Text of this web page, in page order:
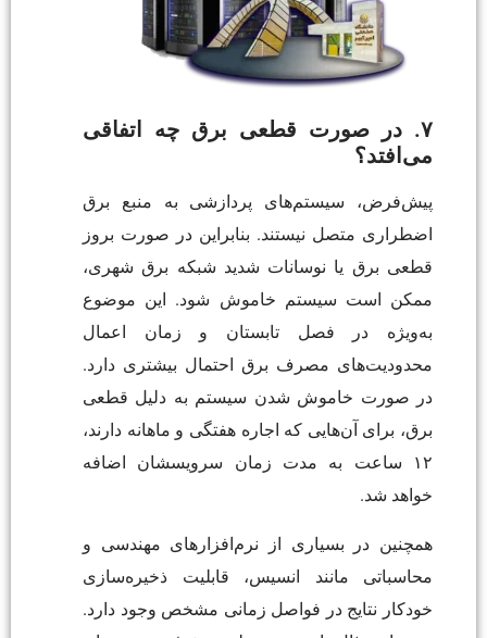
۷. در صورت قطعی برق چه اتفاقی
می‌افتد؟
پیش‌فرض، سیستم‌های پردازشی به منبع برق
اضطراری متصل نیستند. بنابراین در صورت بروز
قطعی برق یا نوسانات شدید شبکه برق شهری،
ممکن است سیستم خاموش شود. این موضوع
به‌ویژه در فصل تابستان و زمان اعمال
محدودیت‌های مصرف برق احتمال بیشتری دارد.
در صورت خاموش شدن سیستم به دلیل قطعی
برق، برای آن‌هایی که اجاره هفتگی و ماهانه دارند،
۱۲ ساعت به مدت زمان سرویسشان اضافه
خواهد شد.
همچنین در بسیاری از نرم‌افزارهای مهندسی و
محاسباتی مانند انسیس، قابلیت ذخیره‌سازی
خودکار نتایج در فواصل زمانی مشخص وجود دارد.